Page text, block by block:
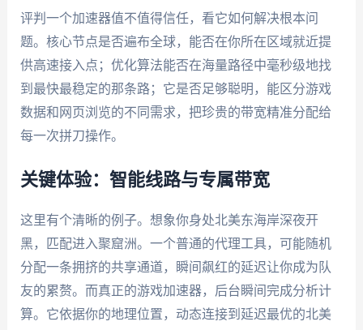
评判一个加速器值不值得信任，看它如何解决根本问
题。核心节点是否遍布全球，能否在你所在区域就近提
供高速接入点；优化算法能否在海量路径中毫秒级地找
到最快最稳定的那条路；它是否足够聪明，能区分游戏
数据和网页浏览的不同需求，把珍贵的带宽精准分配给
每一次拼刀操作。
关键体验：智能线路与专属带宽
这里有个清晰的例子。想象你身处北美东海岸深夜开
黑，匹配进入聚窟洲。一个普通的代理工具，可能随机
分配一条拥挤的共享通道，瞬间飙红的延迟让你成为队
友的累赘。而真正的游戏加速器，后台瞬间完成分析计
算。它依据你的地理位置，动态连接到延迟最优的北美